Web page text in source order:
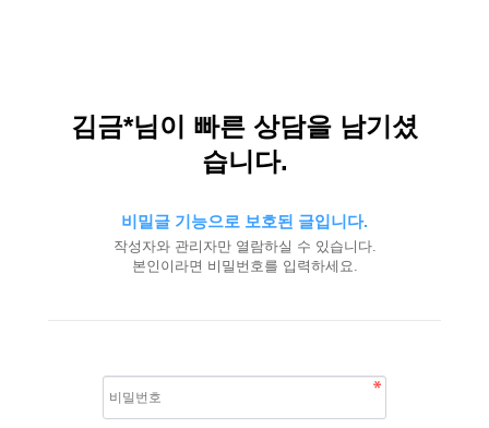
김금*님이 빠른 상담을 남기셨
습니다.
비밀글 기능으로 보호된 글입니다.
작성자와 관리자만 열람하실 수 있습니다.
본인이라면 비밀번호를 입력하세요.